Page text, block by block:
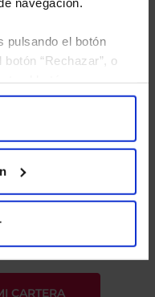
pulsando el botón
“Rechazar”, o
Política